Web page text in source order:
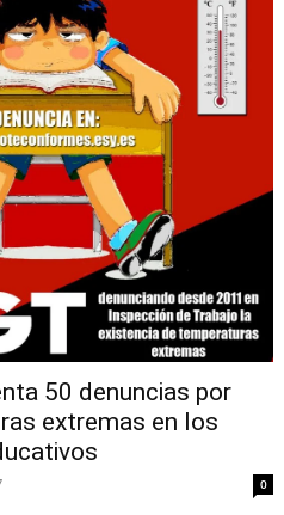
50 denuncias por
extremas en los
0